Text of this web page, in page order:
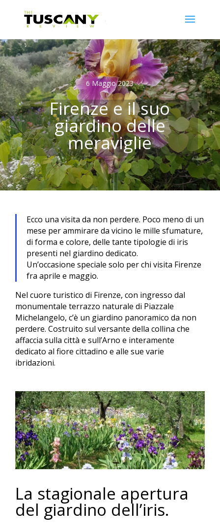
6 Maggio 2023
Firenze e il suo
giardino delle
meraviglie
Ecco una visita da non perdere. Poco meno di un
mese per ammirare da vicino le mille sfumature,
di forma e colore, delle tante tipologie di iris
presenti nel giardino dedicato.
Un’occasione speciale solo per chi visita Firenze
fra aprile e maggio.
Nel cuore turistico di Firenze, con ingresso dal
monumentale terrazzo naturale di Piazzale
Michelangelo, c’è un giardino panoramico da non
perdere. Costruito sul versante della collina che
affaccia sulla città e sull’Arno e interamente
dedicato al fiore cittadino e alle sue varie
ibridazioni.
La stagionale apertura
del giardino dell’iris.